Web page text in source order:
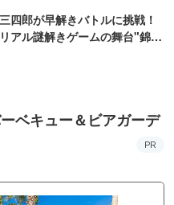
三四郎が早解きバトルに挑戦！
リアル謎解きゲームの舞台"錦糸
ベキュー＆ビアガーデ
PR